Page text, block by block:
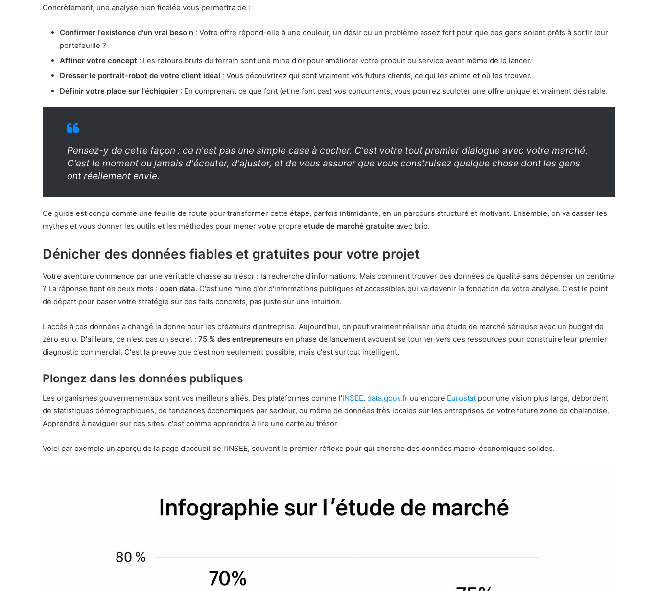
Concrètement, une analyse bien ficelée vous permettra de :
Confirmer l'existence d'un vrai besoin : Votre offre répond-elle à une douleur, un désir ou un problème assez fort pour que des gens soient prêts à sortir leur
portefeuille ?
Affiner votre concept : Les retours bruts du terrain sont une mine d'or pour améliorer votre produit ou service avant même de le lancer.
Dresser le portrait-robot de votre client idéal : Vous découvrirez qui sont vraiment vos futurs clients, ce qui les anime et où les trouver.
Définir votre place sur l'échiquier : En comprenant ce que font (et ne font pas) vos concurrents, vous pourrez sculpter une offre unique et vraiment désirable.
Pensez-y de cette façon : ce n'est pas une simple case à cocher. C'est votre tout premier dialogue avec votre marché.
C'est le moment ou jamais d'écouter, d'ajuster, et de vous assurer que vous construisez quelque chose dont les gens
ont réellement envie.
Ce guide est conçu comme une feuille de route pour transformer cette étape, parfois intimidante, en un parcours structuré et motivant. Ensemble, on va casser les
mythes et vous donner les outils et les méthodes pour mener votre propre étude de marché gratuite avec brio.
Dénicher des données fiables et gratuites pour votre projet
Votre aventure commence par une véritable chasse au trésor : la recherche d'informations. Mais comment trouver des données de qualité sans dépenser un centime
? La réponse tient en deux mots : open data. C'est une mine d'or d'informations publiques et accessibles qui va devenir la fondation de votre analyse. C'est le point
de départ pour baser votre stratégie sur des faits concrets, pas juste sur une intuition.
L'accès à ces données a changé la donne pour les créateurs d'entreprise. Aujourd'hui, on peut vraiment réaliser une étude de marché sérieuse avec un budget de
zéro euro. D'ailleurs, ce n'est pas un secret : 75 % des entrepreneurs en phase de lancement avouent se tourner vers ces ressources pour construire leur premier
diagnostic commercial. C'est la preuve que c'est non seulement possible, mais c'est surtout intelligent.
Plongez dans les données publiques
Les organismes gouvernementaux sont vos meilleurs alliés. Des plateformes comme l'INSEE, data.gouv.fr ou encore Eurostat pour une vision plus large, débordent
de statistiques démographiques, de tendances économiques par secteur, ou même de données très locales sur les entreprises de votre future zone de chalandise.
Apprendre à naviguer sur ces sites, c'est comme apprendre à lire une carte au trésor.
Voici par exemple un aperçu de la page d’accueil de l’INSEE, souvent le premier réflexe pour qui cherche des données macro-économiques solides.